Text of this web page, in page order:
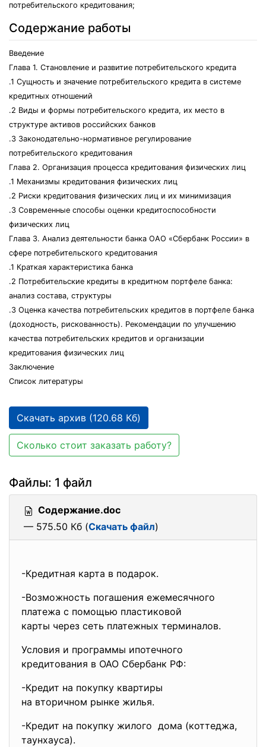
потребительского кредитования;
Содержание работы
Введение
Глава 1. Становление и развитие потребительского кредита
.1 Сущность и значение потребительского кредита в системе
кредитных отношений
.2 Виды и формы потребительского кредита, их место в
структуре активов российских банков
.3 Законодательно-нормативное регулирование
потребительского кредитования
Глава 2. Организация процесса кредитования физических лиц
.1 Механизмы кредитования физических лиц
.2 Риски кредитования физических лиц и их минимизация
.3 Современные способы оценки кредитоспособности
физических лиц
Глава 3. Анализ деятельности банка ОАО «Сбербанк России» в
сфере потребительского кредитования
.1 Краткая характеристика банка
.2 Потребительские кредиты в кредитном портфеле банка:
анализ состава, структуры
.3 Оценка качества потребительских кредитов в портфеле банка
(доходность, рискованность). Рекомендации по улучшению
качества потребительских кредитов и организации
кредитования физических лиц
Заключение
Список литературы
Скачать архив (120.68 Кб)
Сколько стоит заказать работу?
Файлы: 1 файл
Содержание.doc
— 575.50 Кб (Скачать файл)
-Кредитная карта в подарок.
-Возможность погашения ежемесячного
платежа с помощью пластиковой
карты через сеть платежных терминалов.
Условия и программы ипотечного
кредитования в ОАО Сбербанк РФ:
-Кредит на покупку квартиры
на вторичном рынке жилья.
-Кредит на покупку жилого дома (коттеджа,
таунхауса).